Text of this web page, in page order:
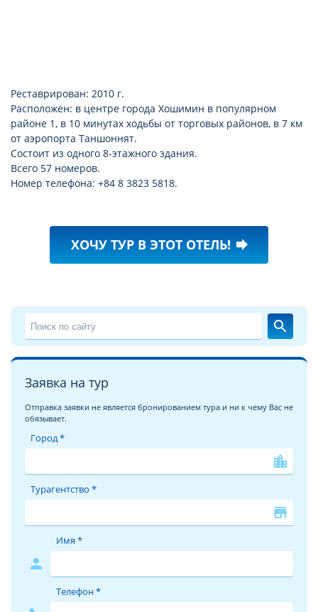
Реставрирован: 2010 г.
Расположен: в центре города Хошимин в популярном
районе 1, в 10 минутах ходьбы от торговых районов, в 7 км
от аэропорта Таншоннят.
Состоит из одного 8-этажного здания.
Всего 57 номеров.
Номер телефона: +84 8 3823 5818.
ХОЧУ ТУР В ЭТОТ ОТЕЛЬ! forward
search
Заявка на тур
Отправка заявки не является бронированием тура и ни к чему Вас не
обязывает.
Город *
location_city
Турагентство *
store
person
Имя *
Телефон *